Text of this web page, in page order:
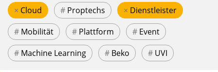
× Cloud # Proptechs × Dienstleister
# Mobilität # Plattform # Event
# Machine Learning # Beko # UVI